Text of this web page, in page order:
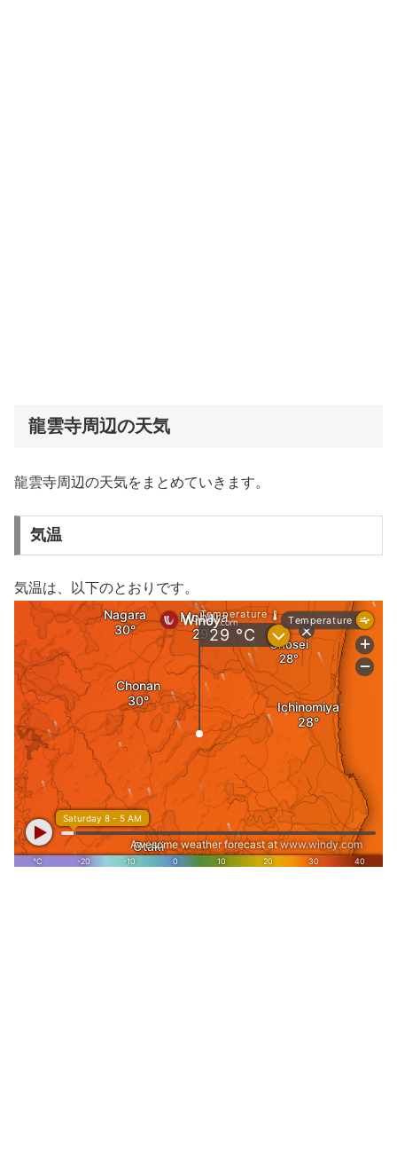
龍雲寺周辺の天気
龍雲寺周辺の天気をまとめていきます。
気温
気温は、以下のとおりです。